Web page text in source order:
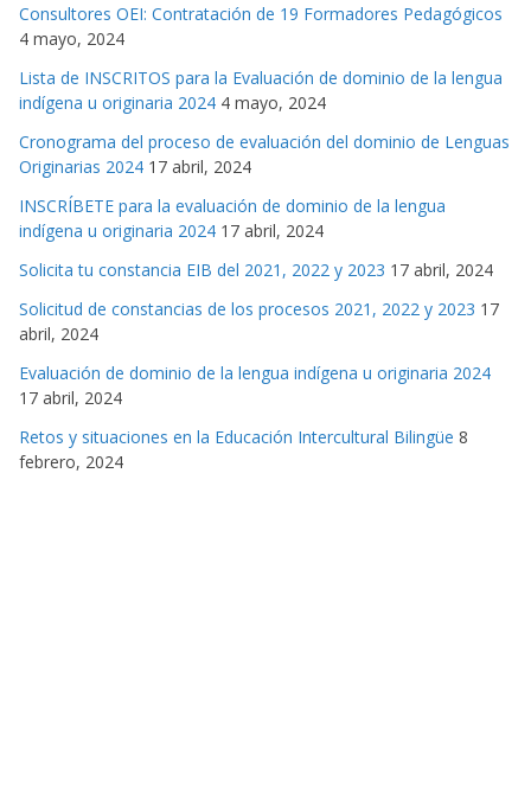
Consultores OEI: Contratación de 19 Formadores Pedagógicos
4 mayo, 2024
Lista de INSCRITOS para la Evaluación de dominio de la lengua
indígena u originaria 2024 4 mayo, 2024
Cronograma del proceso de evaluación del dominio de Lenguas
Originarias 2024 17 abril, 2024
INSCRÍBETE para la evaluación de dominio de la lengua
indígena u originaria 2024 17 abril, 2024
Solicita tu constancia EIB del 2021, 2022 y 2023 17 abril, 2024
Solicitud de constancias de los procesos 2021, 2022 y 2023 17
abril, 2024
Evaluación de dominio de la lengua indígena u originaria 2024
17 abril, 2024
Retos y situaciones en la Educación Intercultural Bilingüe 8
febrero, 2024